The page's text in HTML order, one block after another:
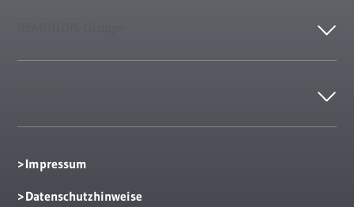
Impressum
Datenschutzhinweise